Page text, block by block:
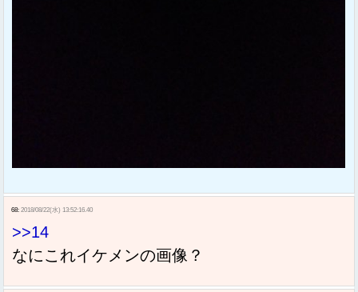
68: 2018/08/22(水) 13:52:16.40
>>14
なにこれイケメンの画像？